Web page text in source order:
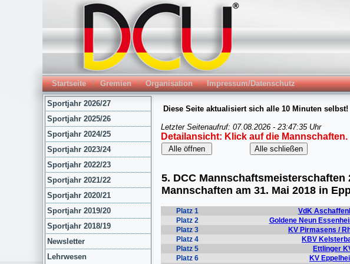
Startseite Gremien Organisation Impressum/Datenschutz
Sportjahr 2026/27
Sportjahr 2025/26
Sportjahr 2024/25
Sportjahr 2023/24
Sportjahr 2022/23
Sportjahr 2021/22
Sportjahr 2020/21
Sportjahr 2019/20
Sportjahr 2018/19
Newsletter
Lehrwesen